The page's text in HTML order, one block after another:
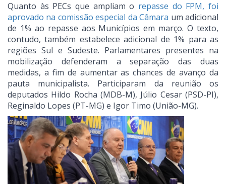
Quanto às PECs que ampliam o repasse do FPM, foi
aprovado na comissão especial da Câmara um adicional
de 1% ao repasse aos Municípios em março. O texto,
contudo, também estabelece adicional de 1% para as
regiões Sul e Sudeste. Parlamentares presentes na
mobilização defenderam a separação das duas
medidas, a fim de aumentar as chances de avanço da
pauta municipalista. Participaram da reunião os
deputados Hildo Rocha (MDB-M), Júlio Cesar (PSD-PI),
Reginaldo Lopes (PT-MG) e Igor Timo (União-MG).